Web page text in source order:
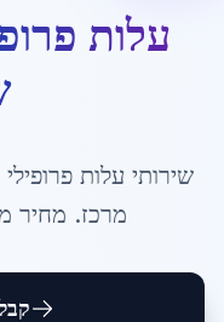
עלות
שירותי עלות
מרכז. מחיר